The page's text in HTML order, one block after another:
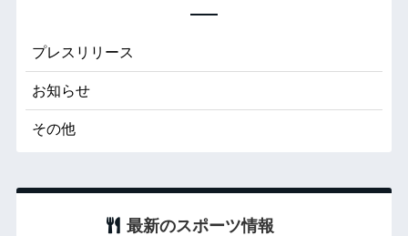
プレスリリース
お知らせ
その他
最新のスポーツ情報